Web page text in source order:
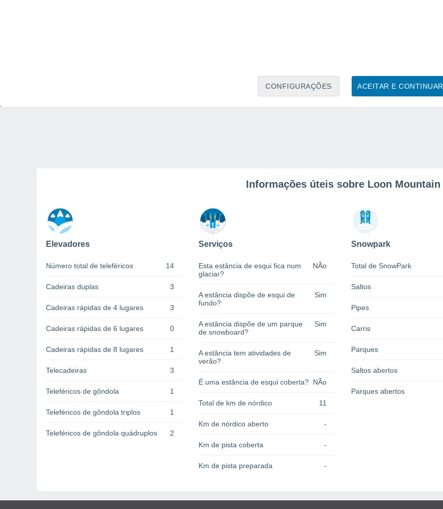
ACEITAR E CONTINUAR
CONFIGURAÇÕES
Informações úteis sobre Loon Mountain
Elevadores
Número total de teleféricos 14
Cadeiras duplas 3
Cadeiras rápidas de 4 lugares 3
Cadeiras rápidas de 6 lugares 0
Cadeiras rápidas de 8 lugares 1
Telecadeiras 3
Teleféricos de gôndola 1
Teleféricos de gôndola triplos 1
Teleféricos de gôndola quádruplos 2
Serviços
Esta estância de esqui fica num
glaciar?
NÃo
A estância dispõe de esqui de
fundo?
Sim
A estância dispõe de um parque
de snowboard?
Sim
A estância tem atividades de
verão?
Sim
É uma estância de esqui coberta? NÃo
Total de km de nórdico 11
Km de nórdico aberto -
Km de pista coberta -
Km de pista preparada -
Snowpark
Total de SnowPark
Saltos
Pipes
Carris
Parques
Saltos abertos
Parques abertos